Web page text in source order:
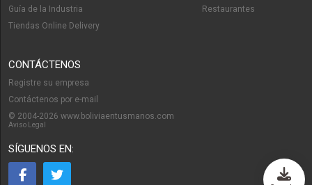
Guía de la Industria
Tiendas Online Delivery
Restaurantes
CONTÁCTENOS
Registre su empresa
Contáctenos por e-mail
© 2004-2026 www.boliviaentusmanos.com
Aviso Legal
SÍGUENOS EN: